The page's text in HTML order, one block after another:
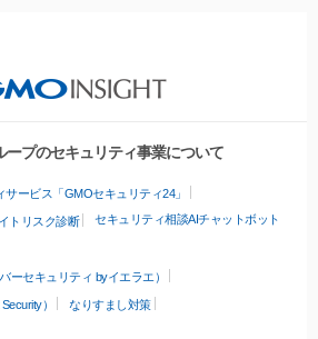
ープのセキュリティ事業について
ービス「GMOセキュリティ24」
トリスク診断 セキュリティ相談AIチャットボット
ーセキュリティ byイエラエ）
）
なりすまし対策